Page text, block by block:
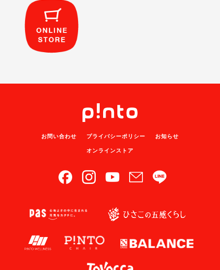
お問い合わせ プライバシーポリシー お知らせ
オンラインストア